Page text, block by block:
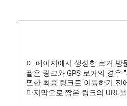
이 페이지에서 생성한 로거 방
짧은 링크와 GPS 로거의 경우
또한 최종 링크로 이동하기 전
마지막으로 짧은 링크의 URL